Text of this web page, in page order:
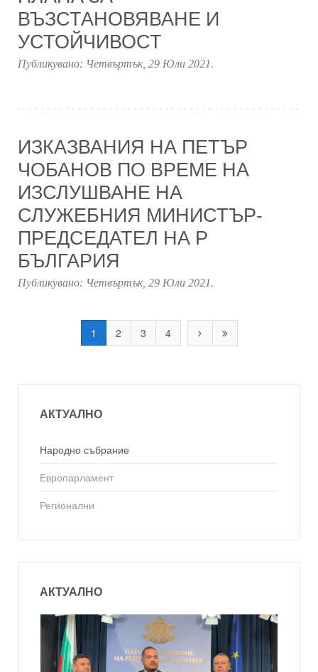
ВЪЗСТАНОВЯВАНЕ И
УСТОЙЧИВОСТ
Публикувано: Четвъртък, 29 Юли 2021.
ИЗКАЗВАНИЯ НА ПЕТЪР
ЧОБАНОВ ПО ВРЕМЕ НА
ИЗСЛУШВАНЕ НА
СЛУЖЕБНИЯ МИНИСТЪР-
ПРЕДСЕДАТЕЛ НА Р
БЪЛГАРИЯ
Публикувано: Четвъртък, 29 Юли 2021.
1 2 3 4
АКТУАЛНО
Народно събрание
Европарламент
Регионални
АКТУАЛНО